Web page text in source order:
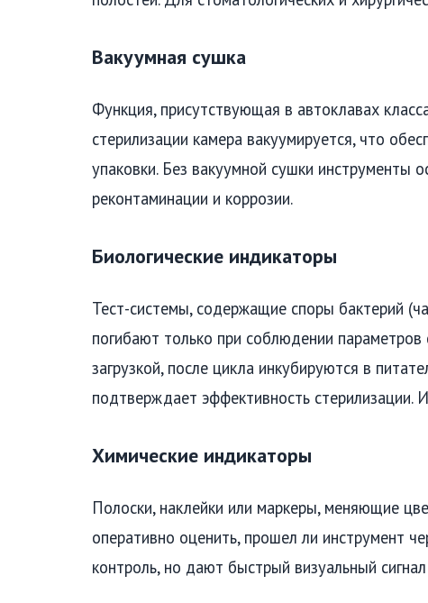
Вакуумная сушка
Функция, присутствующая в автоклавах
стерилизации камера вакуумируется, что
упаковки. Без вакуумной сушки инструменты
реконтаминации и коррозии.
Биологические индикаторы
Тест-системы, содержащие споры бактерий
погибают только при соблюдении
загрузкой, после цикла инкубируются в
подтверждает эффективность стерилизации.
Химические индикаторы
Полоски, наклейки или маркеры, меняющие
оперативно оценить, прошел ли инструмент
контроль, но дают быстрый визуальный